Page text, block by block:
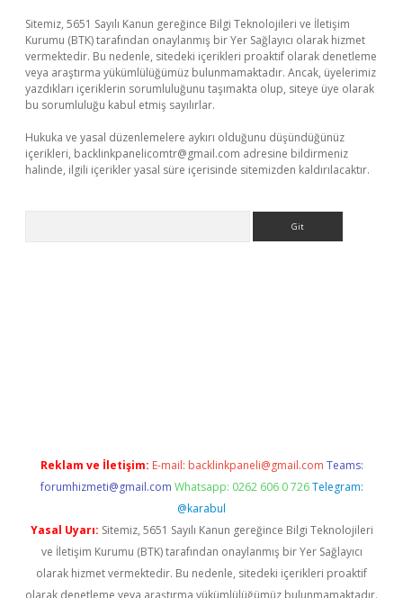
Sitemiz, 5651 Sayılı Kanun gereğince Bilgi Teknolojileri ve İletişim
Kurumu (BTK) tarafından onaylanmış bir Yer Sağlayıcı olarak hizmet
vermektedir. Bu nedenle, sitedeki içerikleri proaktif olarak denetleme
veya araştırma yükümlülüğümüz bulunmamaktadır. Ancak, üyelerimiz
yazdıkları içeriklerin sorumluluğunu taşımakta olup, siteye üye olarak
bu sorumluluğu kabul etmiş sayılırlar.
Hukuka ve yasal düzenlemelere aykırı olduğunu düşündüğünüz
içerikleri, backlinkpanelicomtr@gmail.com adresine bildirmeniz
halinde, ilgili içerikler yasal süre içerisinde sitemizden kaldırılacaktır.
Reklam ve İletişim: E-mail: backlinkpaneli@gmail.com Teams:
forumhizmeti@gmail.com Whatsapp: 0262 606 0 726 Telegram:
@karabul
Yasal Uyarı: Sitemiz, 5651 Sayılı Kanun gereğince Bilgi Teknolojileri
ve İletişim Kurumu (BTK) tarafından onaylanmış bir Yer Sağlayıcı
olarak hizmet vermektedir. Bu nedenle, sitedeki içerikleri proaktif
olarak denetleme veya araştırma yükümlülüğümüz bulunmamaktadır.